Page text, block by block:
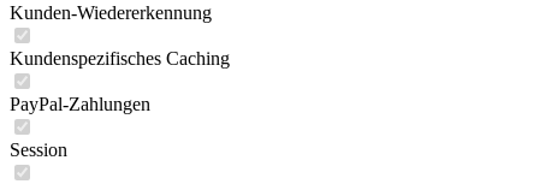
Kunden-Wiedererkennung
Kundenspezifisches Caching
PayPal-Zahlungen
Session